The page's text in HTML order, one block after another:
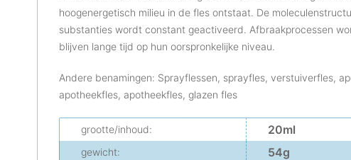
hoogenergetisch milieu in de fles ontstaat. De
substanties wordt constant geactiveerd. Afbraakprocessen
blijven lange tijd op hun oorspronkelijke niveau.
Andere benamingen: Sprayflessen, sprayfles, verstuiverfles,
apotheekfles, apotheekfles, glazen fles
grootte/inhoud: 20ml
gewicht: 54g